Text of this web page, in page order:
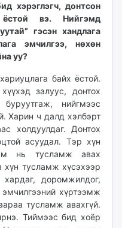
хэрэглэгч, донтсон
вэ. Нийгэмд
гэсэн хандлага
эмчилгээ, нөхөн
уу?
байх ёстой.
залуус, донтох
нийгмээс
Харин ч далд хэлбэрт
холдуулдаг. Донтох
асуудал. Тэр хүн
нь тусламж авах
хүн тусламж хүсэхээр
доромжилдог,
эмчилгээний хүртээмж
тусламж авахгүй.
Тиймээс бид хоёр